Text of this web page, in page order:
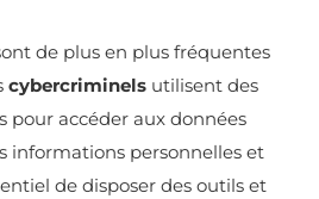
de plus en plus fréquentes
cybercriminels utilisent des
pour accéder aux données
informations personnelles et
de disposer des outils et